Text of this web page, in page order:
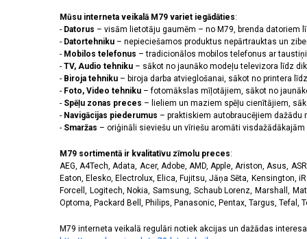
2772 x 1280 pikseļi (1)
2778 x 1284 pikseļi (5)
2780 x 1264 pikseļi (1)
2796 x 1290 pikseļi (9)
2800 x 1272 pikseļi
(1)
2800 x 1280 pikseļi
(2)
2844 x 1260 pikseļi (1)
2868 x 1320 pikseļi (3)
320 x 240 pikseļi
3200 x 1140 pikseļi (1)
3200 x 1440 pikseļi (1)
720 x 1600 pikseļi (2)
Skārienjūtīgais
Mūsu interneta veikalā M79 variet iegādāties:
- Datorus – visām lietotāju gaumēm – no M79, brenda datoriem
- Datortehniku – nepieciešamos produktus nepārtrauktas un
- Mobilos telefonus – tradicionālos mobilos telefonus ar
- TV, Audio tehniku – sākot no jaunāko modeļu televizora līdz
- Biroja tehniku – biroja darba atvieglošanai, sākot no printera
- Foto, Video tehniku – fotomākslas mīļotājiem, sākot no
- Spēļu zonas preces – lieliem un maziem spēļu cienītājiem,
- Navigācijas piederumus – praktiskiem autobraucējiem
- Smaržas – oriģināli sieviešu un vīriešu aromāti visdažādākajām
M79 sortimentā ir kvalitatīvu zīmolu preces:
AEG, A4Tech, Adata, Acer, Adobe, AMD, Apple, Ariston, Asus,
Eaton, Elesko, Electrolux, Elica, Fujitsu, Jāņa Sēta, Kensington,
Forcell, Logitech, Nokia, Samsung, Schaub Lorenz, Marshall,
Optoma, Packard Bell, Philips, Panasonic, Pentax, Targus,
M79 interneta veikalā regulāri notiek akcijas un dažādas